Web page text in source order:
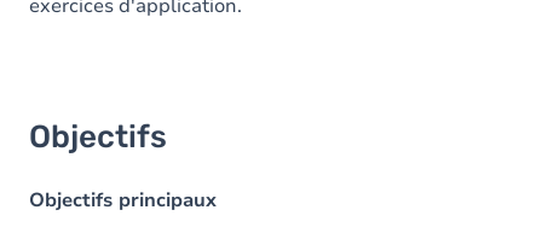
exercices d'application.
Objectifs
Objectifs principaux